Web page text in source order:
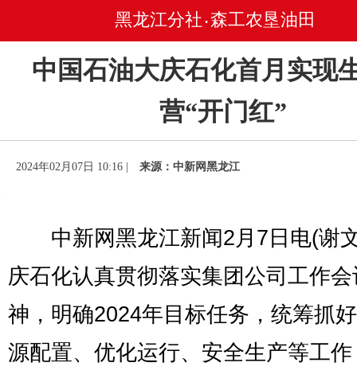
黑龙江分社 • 森工农垦油田
中国石油大庆石化首月实现
营“开门红”
2024年02月07日 10:16 | 来源：中新网黑龙江
中新网黑龙江新闻2月7日电(谢
庆石化认真贯彻落实集团公司工作
神，明确2024年目标任务，统筹抓
源配置、优化运行、安全生产等工